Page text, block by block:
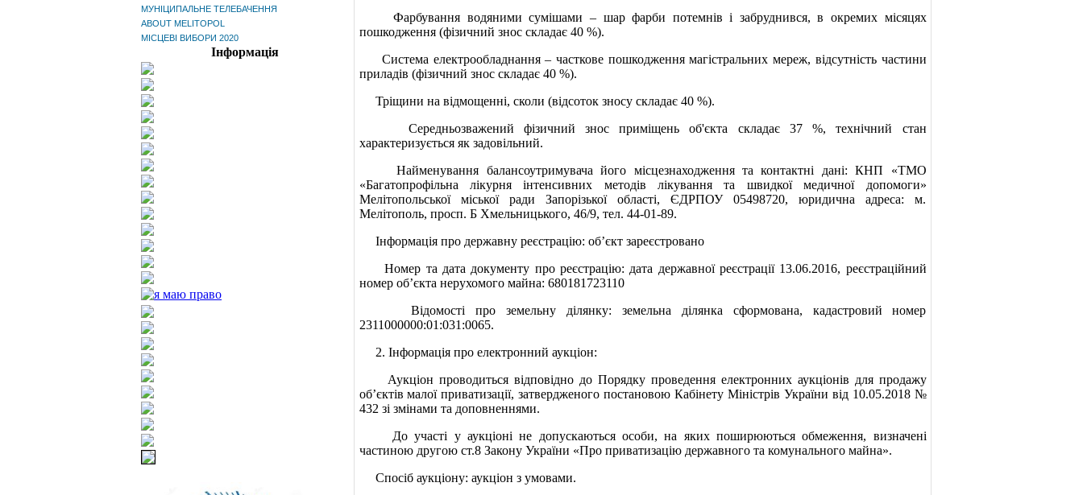
МУНІЦИПАЛЬНЕ ТЕЛЕБАЧЕННЯ
ABOUT MELITOPOL
МІСЦЕВІ ВИБОРИ 2020
Інформація
Фарбування водяними сумішами – шар фарби потемнів і забруднився, в окремих місяцях
пошкодження (фізичний знос складає 40 %).
Система електрообладнання – часткове пошкодження магістральних мереж, відсутність частини
приладів (фізичний знос складає 40 %).
Тріщини на відмощенні, сколи (відсоток зносу складає 40 %).
Середньозважений фізичний знос приміщень об'єкта складає 37 %, технічний стан
характеризується як задовільний.
Найменування балансоутримувача його місцезнаходження та контактні дані: КНП «ТМО
«Багатопрофільна лікурня інтенсивних методів лікування та швидкої медичної допомоги»
Мелітопольської міської ради Запорізької області, ЄДРПОУ 05498720, юридична адреса: м.
Мелітополь, просп. Б Хмельницького, 46/9, тел. 44-01-89.
Інформація про державну реєстрацію: об’єкт зареєстровано
Номер та дата документу про реєстрацію: дата державної реєстрації 13.06.2016, реєстраційний
номер об’єкта нерухомого майна: 680181723110
Відомості про земельну ділянку: земельна ділянка сформована, кадастровий номер
2311000000:01:031:0065.
2. Інформація про електронний аукціон:
Аукціон проводиться відповідно до Порядку проведення електронних аукціонів для продажу
об’єктів малої приватизації, затвердженого постановою Кабінету Міністрів України від 10.05.2018 №
432 зі змінами та доповненнями.
До участі у аукціоні не допускаються особи, на яких поширюються обмеження, визначені
частиною другою ст.8 Закону України «Про приватизацію державного та комунального майна».
Спосіб аукціону: аукціон з умовами.